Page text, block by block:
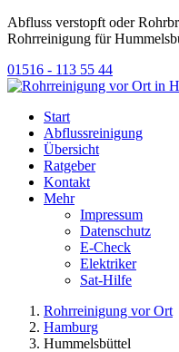
Abfluss verstopft oder
Rohrreinigung für
01516 - 113 55 44
Start
Abflussreinigung
Übersicht
Ratgeber
Kontakt
Mehr
Impressum
Datenschutz
E-Check
Elektriker
Sat-Hilfe
Rohrreinigung vor Ort
Hamburg
Hummelsbüttel